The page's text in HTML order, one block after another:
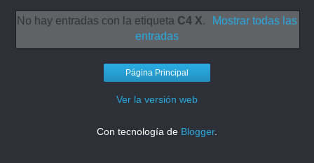
No hay entradas con la etiqueta C4 X.
Mostrar todas las
entradas
Página Principal
Ver la versión web
Con tecnología de Blogger.